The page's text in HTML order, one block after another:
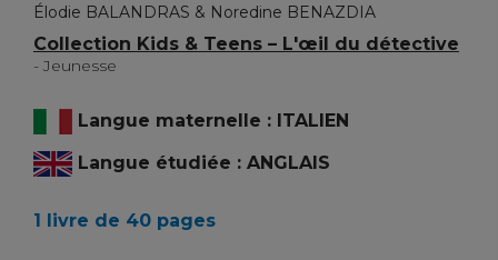
Élodie BALANDRAS & Noredine BENAZDIA
Collection Kids & Teens – L'œil du détective
- Jeunesse
Langue maternelle : ITALIEN
Langue étudiée : ANGLAIS
1 livre de 40 pages